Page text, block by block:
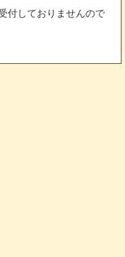
付しておりませんので